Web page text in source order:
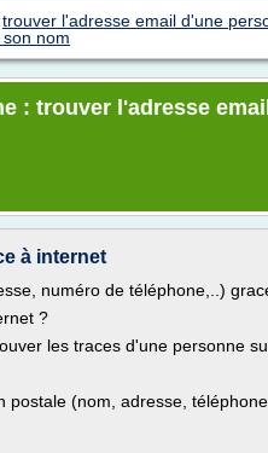
trouver l'adresse email d'une
nom
: trouver l'adresse
à internet
numéro de téléphone,..)
?
les traces d'une personne
(nom, adresse,